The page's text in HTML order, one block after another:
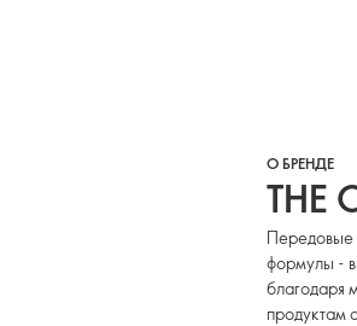
О БРЕНДЕ
THE
Передовые
формулы -
благодаря
продуктам